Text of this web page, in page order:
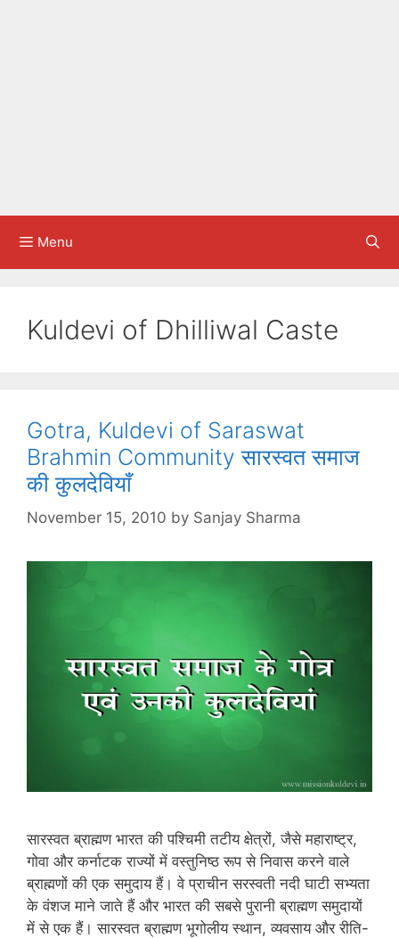
Menu
Kuldevi of Dhilliwal Caste
Gotra, Kuldevi of Saraswat
Brahmin Community सारस्वत समाज
की कुलदेवियाँ
November 15, 2010 by Sanjay Sharma
सारस्वत ब्राह्मण भारत की पश्चिमी तटीय क्षेत्रों, जैसे महाराष्ट्र,
गोवा और कर्नाटक राज्यों में वस्तुनिष्ठ रूप से निवास करने वाले
ब्राह्मणों की एक समुदाय हैं। वे प्राचीन सरस्वती नदी घाटी सभ्यता
के वंशज माने जाते हैं और भारत की सबसे पुरानी ब्राह्मण समुदायों
में से एक हैं। सारस्वत ब्राह्मण भूगोलीय स्थान, व्यवसाय और रीति-